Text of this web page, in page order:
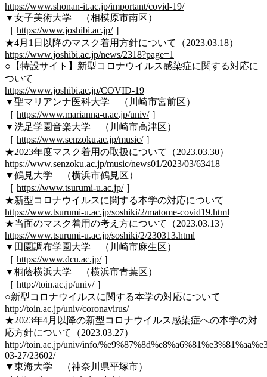
https://www.shonan-it.ac.jp/important/covid-19/
▼女子美術大学 （相模原市南区）
［ https://www.joshibi.ac.jp/］
★4月1日以降のマスク着用方針について（2023.03.18）
https://www.joshibi.ac.jp/news/2318?page=1
○【特設サイト】新型コロナウイルス感染症に関する対応に
ついて
https://www.joshibi.ac.jp/COVID-19
▼聖マリアンナ医科大学 （川崎市宮前区）
［ https://www.marianna-u.ac.jp/univ/］
▼洗足学園音楽大学 （川崎市高津区）
［ https://www.senzoku.ac.jp/music/］
★2023年度マスク着用の取扱について（2023.03.30）
https://www.senzoku.ac.jp/music/news01/2023/03/63418
▼鶴見大学 （横浜市鶴見区）
［ https://www.tsurumi-u.ac.jp/］
★新型コロナウイルスに関する本学の対応について
https://www.tsurumi-u.ac.jp/soshiki/2/matome-covid19.html
★当面のマスク着用の考え方について（2023.03.13）
https://www.tsurumi-u.ac.jp/soshiki/2/230313.html
▼田園調布学園大学 （川崎市麻生区）
［ https://www.dcu.ac.jp/］
▼桐蔭横浜大学 （横浜市青葉区）
［ http://toin.ac.jp/univ/ ］
○新型コロナウイルスに関する本学の対応について
http://toin.ac.jp/univ/coronavirus/
★2023年4月以降の新型コロナウイルス感染症への本学の対
応方針について（2023.03.27）
http://toin.ac.jp/univ/info/
03-27/23602/
▼東海大学 （神奈川県平塚市）